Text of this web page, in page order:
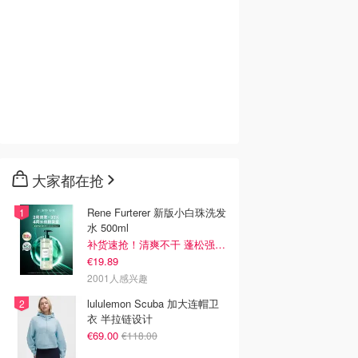
大家都在抢
Rene Furterer 新版小白珠洗发
水 500ml
补货速抢！清爽不干 蓬松强韧秀发
€19.89
2001人感兴趣
lululemon Scuba 加大连帽卫
衣 半拉链设计
€69.00 €118.00